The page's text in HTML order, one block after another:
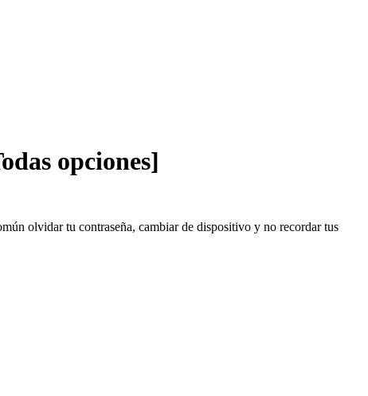
opciones]
olvidar tu contraseña, cambiar de dispositivo y no recordar tus